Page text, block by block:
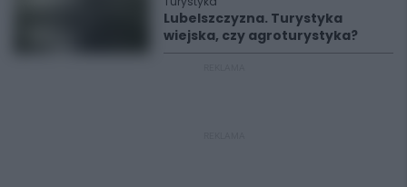
Lubelszczyzna. Turystyka
wiejska, czy agroturystyka?